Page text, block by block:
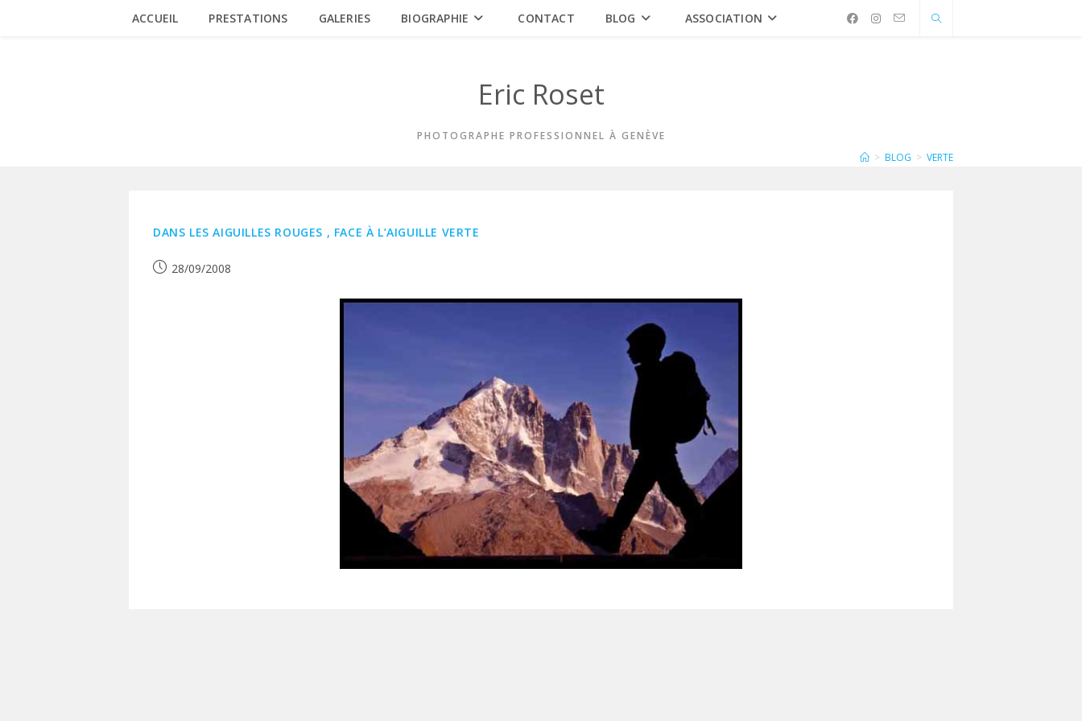
ACCUEIL PRESTATIONS GALERIES BIOGRAPHIE CONTACT BLOG ASSOCIATION
Eric Roset
PHOTOGRAPHE PROFESSIONNEL À GENÈVE
> BLOG > VERTE
DANS LES AIGUILLES ROUGES , FACE À L’AIGUILLE VERTE
Publication
28/09/2008